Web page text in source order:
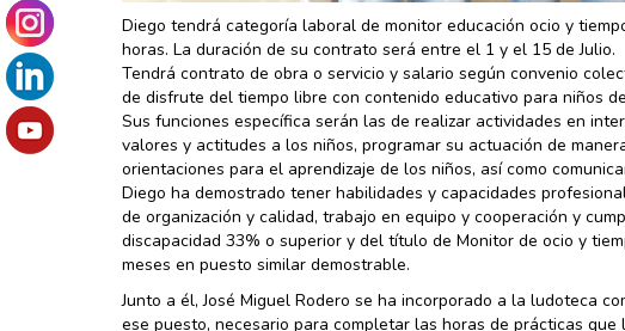
Diego tendrá categoría laboral de monitor educación ocio y
horas. La duración de su contrato será entre el 1 y el 15 de Julio.
Tendrá contrato de obra o servicio y salario según convenio
de disfrute del tiempo libre con contenido educativo para niños
Sus funciones específica serán las de realizar actividades en
valores y actitudes a los niños, programar su actuación de
orientaciones para el aprendizaje de los niños, así como
Diego ha demostrado tener habilidades y capacidades
de organización y calidad, trabajo en equipo y cooperación y
discapacidad 33% o superior y del título de Monitor de ocio y
meses en puesto similar demostrable.
Junto a él, José Miguel Rodero se ha incorporado a la ludoteca
ese puesto, necesario para completar las horas de prácticas